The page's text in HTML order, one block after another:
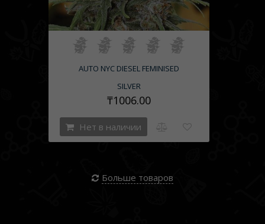
AUTO NYC DIESEL FEMINISED
SILVER
₸1006.00
Нет в наличии
Больше товаров